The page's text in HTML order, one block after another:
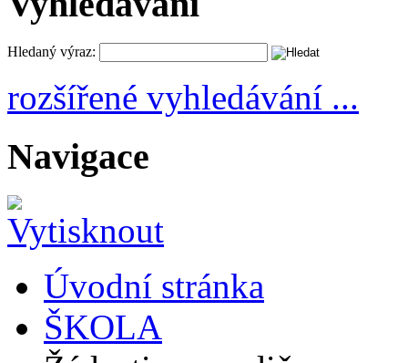
Hledaný výraz:
rozšířené vyhledávání ...
Navigace
Úvodní stránka
ŠKOLA